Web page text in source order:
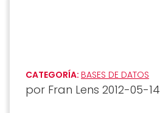
CATEGORÍA: BASES DE DATOS
por Fran Lens 2012-05-14